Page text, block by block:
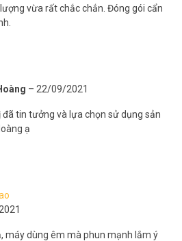
vừa rất chắc chắn. Đóng gói cẩn
– 22/09/2021
đã tin tưởng và lựa chọn sử dụng sản
ạ
máy dùng êm mà phun mạnh lắm ý